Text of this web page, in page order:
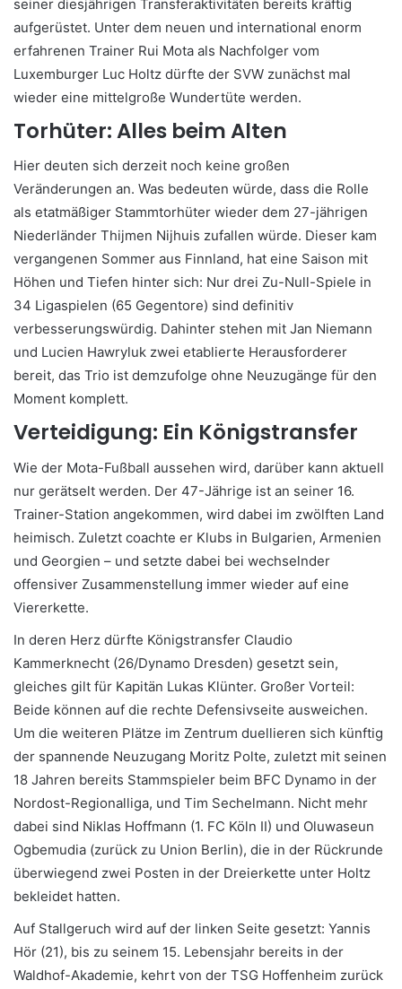
seiner diesjährigen Transferaktivitäten bereits kräftig
aufgerüstet. Unter dem neuen und international enorm
erfahrenen Trainer Rui Mota als Nachfolger vom
Luxemburger Luc Holtz dürfte der SVW zunächst mal
wieder eine mittelgroße Wundertüte werden.
Torhüter: Alles beim Alten
Hier deuten sich derzeit noch keine großen
Veränderungen an. Was bedeuten würde, dass die Rolle
als etatmäßiger Stammtorhüter wieder dem 27-jährigen
Niederländer Thijmen Nijhuis zufallen würde. Dieser kam
vergangenen Sommer aus Finnland, hat eine Saison mit
Höhen und Tiefen hinter sich: Nur drei Zu-Null-Spiele in
34 Ligaspielen (65 Gegentore) sind definitiv
verbesserungswürdig. Dahinter stehen mit Jan Niemann
und Lucien Hawryluk zwei etablierte Herausforderer
bereit, das Trio ist demzufolge ohne Neuzugänge für den
Moment komplett.
Verteidigung: Ein Königstransfer
Wie der Mota-Fußball aussehen wird, darüber kann aktuell
nur gerätselt werden. Der 47-Jährige ist an seiner 16.
Trainer-Station angekommen, wird dabei im zwölften Land
heimisch. Zuletzt coachte er Klubs in Bulgarien, Armenien
und Georgien – und setzte dabei bei wechselnder
offensiver Zusammenstellung immer wieder auf eine
Viererkette.
In deren Herz dürfte Königstransfer Claudio
Kammerknecht (26/Dynamo Dresden) gesetzt sein,
gleiches gilt für Kapitän Lukas Klünter. Großer Vorteil:
Beide können auf die rechte Defensivseite ausweichen.
Um die weiteren Plätze im Zentrum duellieren sich künftig
der spannende Neuzugang Moritz Polte, zuletzt mit seinen
18 Jahren bereits Stammspieler beim BFC Dynamo in der
Nordost-Regionalliga, und Tim Sechelmann. Nicht mehr
dabei sind Niklas Hoffmann (1. FC Köln II) und Oluwaseun
Ogbemudia (zurück zu Union Berlin), die in der Rückrunde
überwiegend zwei Posten in der Dreierkette unter Holtz
bekleidet hatten.
Auf Stallgeruch wird auf der linken Seite gesetzt: Yannis
Hör (21), bis zu seinem 15. Lebensjahr bereits in der
Waldhof-Akademie, kehrt von der TSG Hoffenheim zurück